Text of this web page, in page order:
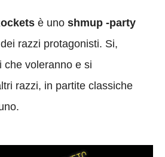
è uno shmup -party
razzi protagonisti. Si,
che voleranno e si
razzi, in partite classiche